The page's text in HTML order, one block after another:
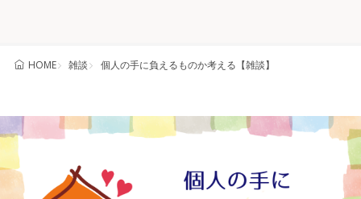
HOME 雑談 個人の手に負えるものか考える【雑談】